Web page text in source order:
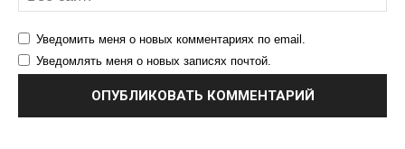
Уведомить меня о новых комментариях по email.
Уведомлять меня о новых записях почтой.